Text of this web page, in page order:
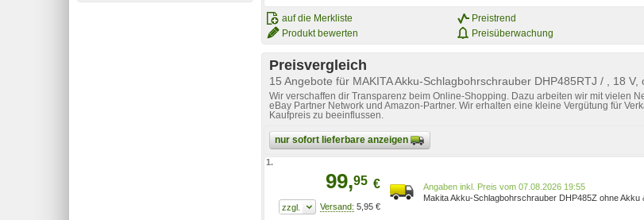
auf die Merkliste
Produkt bewerten
Preistrend
Preisüberwachung
Preisvergleich
15 Angebote für MAKITA Akku-Schlagbohrschrauber DHP485RTJ / , 18
Wir verschaffen dir Transparenz beim Online-Shopping. Dazu arbeiten wir mit vielen
eBay Partner Network und Amazon-Partner. Wir erhalten eine kleine Vergütung für
Kaufpreis zu beeinflussen.
nur sofort lieferbare anzeigen
1.
99,95 €
5,95 €
Preis vom 07.08.2026 19:55
Makita Akku-Schlagbohrschrauber DHP485Z ohne Akku